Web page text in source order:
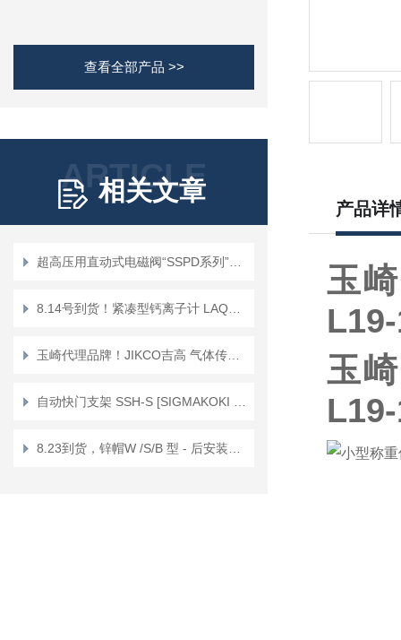
查看全部产品 >>
ARTICLE
相关文章
产品详
玉
玉